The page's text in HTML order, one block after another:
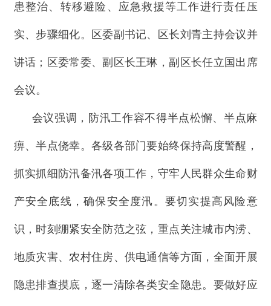
患整治、转移避险、应急救援等工作进行责任压
实、步骤细化。区委副书记、区长刘青主持会议并
讲话；区委常委、副区长王琳，副区长任立国出席
会议。
会议强调，防汛工作容不得半点松懈、半点麻
痹、半点侥幸。各级各部门要始终保持高度警醒，
抓实抓细防汛备汛各项工作，守牢人民群众生命财
产安全底线，确保安全度汛。要切实提高风险意
识，时刻绷紧安全防范之弦，重点关注城市内涝、
地质灾害、农村住房、供电通信等方面，全面开展
隐患排查摸底，逐一清除各类安全隐患。要做好应